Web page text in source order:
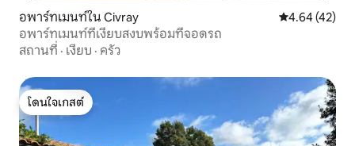
อพาร์ทเมนท์ใน Civray คะแนนเฉลี่ย
4.64 (42)
อพาร์ทเมนท์ที่เงียบสงบพร้อมที่จอดรถ
สถานที่ · เงียบ · ครัว
โดนใจเกสต์
โดนใจเกสต์